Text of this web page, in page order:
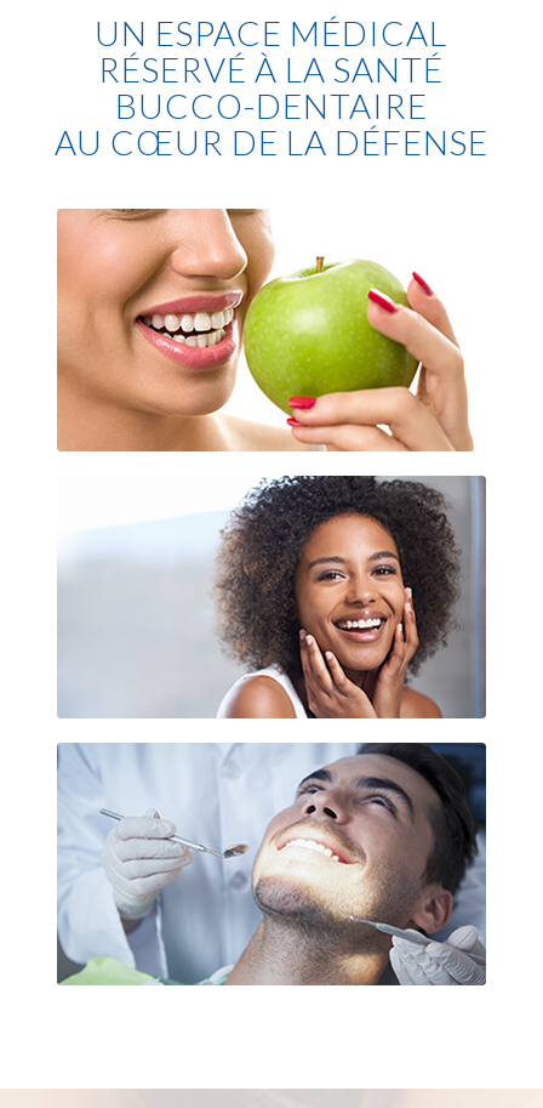
UN ESPACE MÉDICAL
RÉSERVÉ À LA SANTÉ
BUCCO-DENTAIRE
AU CŒUR DE LA DÉFENSE
Implantologie dentaire La Défense
Esthétique dentaire La Défense
Soins des gencives La Défense